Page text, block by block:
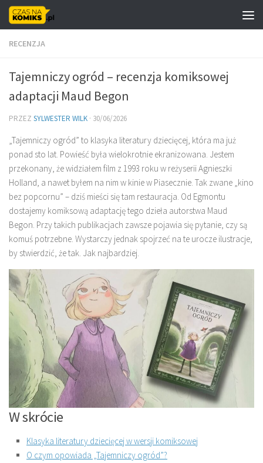
Skip to content
RECENZJA
Tajemniczy ogród – recenzja komiksowej
adaptacji Maud Begon
PRZEZ SYLWESTER WILK · 30/06/2026
„Tajemniczy ogród” to klasyka literatury dziecięcej, która ma już
ponad sto lat. Powieść była wielokrotnie ekranizowana. Jestem
przekonany, że widziałem film z 1993 roku w reżyserii Agnieszki
Holland, a nawet byłem na nim w kinie w Piasecznie. Tak zwane „kino
bez popcornu” – dziś mieści się tam restauracja. Od Egmontu
dostajemy komiksową adaptację tego dzieła autorstwa Maud
Begon. Przy takich publikacjach zawsze pojawia się pytanie, czy są
komuś potrzebne. Wystarczy jednak spojrzeć na te urocze ilustracje,
by stwierdzić, że tak. Jak najbardziej.
W skrócie
Klasyka literatury dziecięcej w wersji komiksowej
O czym opowiada „Tajemniczy ogród”?